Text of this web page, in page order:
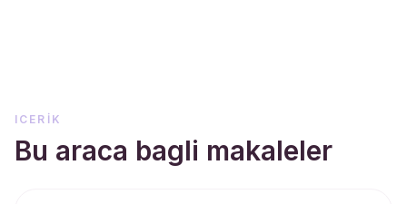
ICERIK
Bu araca bagli makaleler